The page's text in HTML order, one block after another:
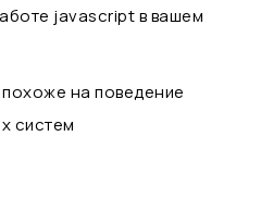
javascript в вашем
на поведение
систем